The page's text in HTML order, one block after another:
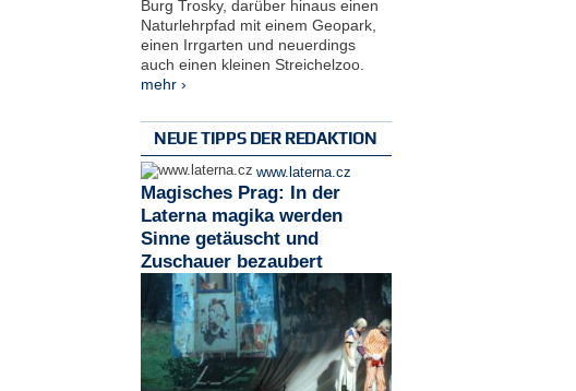
Burg Trosky, darüber hinaus einen
Naturlehrpfad mit einem Geopark,
einen Irrgarten und neuerdings
auch einen kleinen Streichelzoo.
mehr ›
NEUE TIPPS DER REDAKTION
www.laterna.cz
Magisches Prag: In der
Laterna magika werden
Sinne getäuscht und
Zuschauer bezaubert